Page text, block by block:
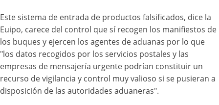
Este sistema de entrada de productos falsificados, dice la
Euipo, carece del control que sí recogen los manifiestos de
los buques y ejercen los agentes de aduanas por lo que
"los datos recogidos por los servicios postales y las
empresas de mensajería urgente podrían constituir un
recurso de vigilancia y control muy valioso si se pusieran a
disposición de las autoridades aduaneras".